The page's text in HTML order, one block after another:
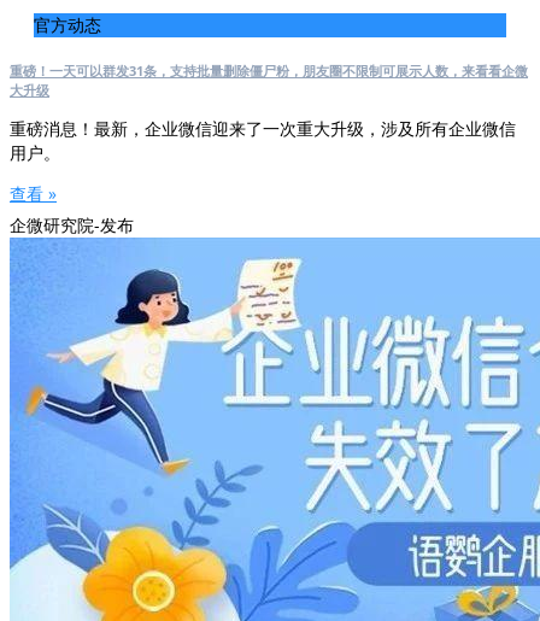
官方动态
重磅！一天可以群发31条，支持批量删除僵尸粉，朋友圈不限制可展示人数，来看看企微
大升级
重磅消息！最新，企业微信迎来了一次重大升级，涉及所有企业微信
用户。
查看 »
企微研究院-发布